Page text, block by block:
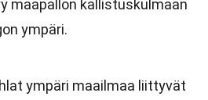
maapallon kallistuskulmaan
ympäri.
ympäri maailmaa liittyvät